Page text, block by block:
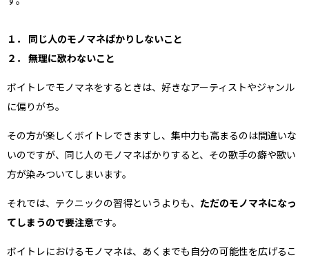
１． 同じ人のモノマネばかりしないこと
２． 無理に歌わないこと
ボイトレでモノマネをするときは、好きなアーティストやジャンル
に偏りがち。
その方が楽しくボイトレできますし、集中力も高まるのは間違いな
いのですが、同じ人のモノマネばかりすると、その歌手の癖や歌い
方が染みついてしまいます。
それでは、テクニックの習得というよりも、 ただのモノマネになっ
てしまうので要注意です。
ボイトレにおけるモノマネは、あくまでも自分の可能性を広げるこ